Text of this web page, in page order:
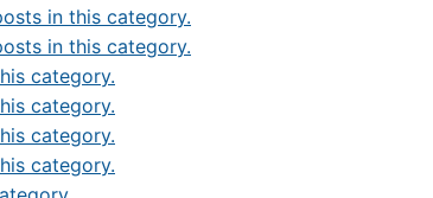
in this category.
in this category.
category.
category.
category.
category.